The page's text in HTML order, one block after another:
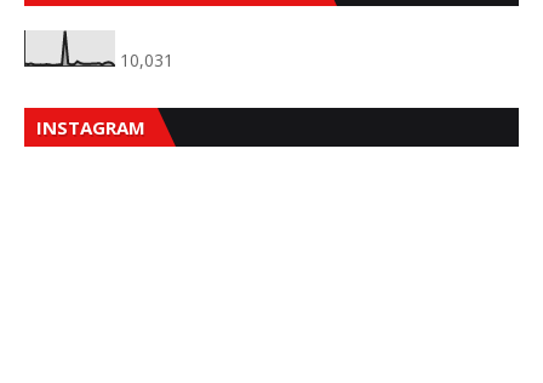
10,031
INSTAGRAM